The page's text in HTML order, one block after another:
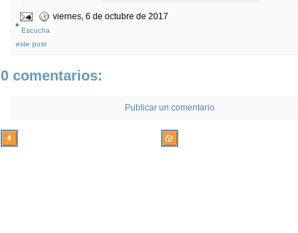
viernes, 6 de octubre de 2017
Escucha
este post
0 comentarios:
Publicar un comentario